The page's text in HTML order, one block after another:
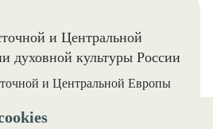
и Центральной
духовной культуры России